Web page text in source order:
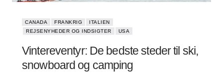
CANADA FRANKRIG
ITALIEN
REJSENYHEDER OG INDSIGTER
USA
Vintereventyr: De bedste steder til ski,
snowboard og camping